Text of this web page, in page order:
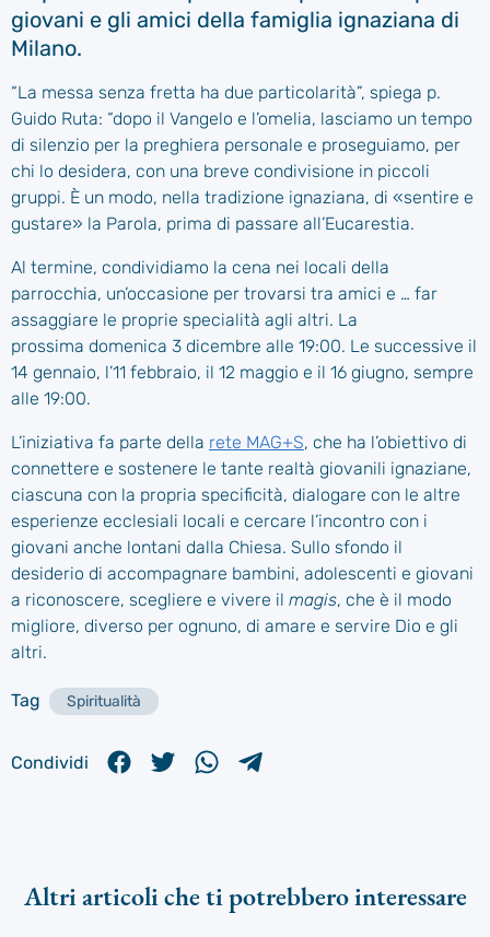
giovani e gli amici della famiglia ignaziana di
Milano.
“La messa senza fretta ha due particolarità”, spiega p.
Guido Ruta: “dopo il Vangelo e l’omelia, lasciamo un tempo
di silenzio per la preghiera personale e proseguiamo, per
chi lo desidera, con una breve condivisione in piccoli
gruppi. È un modo, nella tradizione ignaziana, di «sentire e
gustare» la Parola, prima di passare all’Eucarestia.
Al termine, condividiamo la cena nei locali della
parrocchia, un’occasione per trovarsi tra amici e … far
assaggiare le proprie specialità agli altri. La
prossima domenica 3 dicembre alle 19:00. Le successive il
14 gennaio, l’11 febbraio, il 12 maggio e il 16 giugno, sempre
alle 19:00.
L’iniziativa fa parte della rete MAG+S, che ha l’obiettivo di
connettere e sostenere le tante realtà giovanili ignaziane,
ciascuna con la propria specificità, dialogare con le altre
esperienze ecclesiali locali e cercare l’incontro con i
giovani anche lontani dalla Chiesa. Sullo sfondo il
desiderio di accompagnare bambini, adolescenti e giovani
a riconoscere, scegliere e vivere il magis, che è il modo
migliore, diverso per ognuno, di amare e servire Dio e gli
altri.
Tag Spiritualità
Condividi
Altri articoli che ti potrebbero interessare